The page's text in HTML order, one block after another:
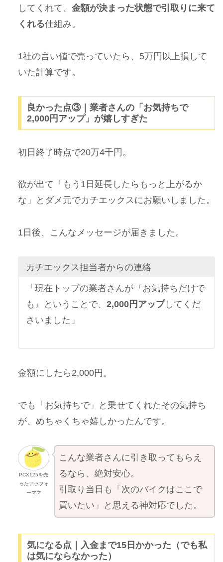
してくれて、 金額が決まった状態で引取りに来て
くれる仕組み。
1社の言い値で売っていたら、5万円以上損して
いた計算です。
良かった点③｜業者さんの「お気持ちで
2,000円アップ」が嬉しすぎた
初日終了時点で20万4千円。
欲が出て「もう1日延長したらもっと上がるか
な」とダメ元でカチエックスにお願いしました。
1日後、こんなメッセージが届きました。
カチエックス担当者からの連絡
「現在トップの業者さんが『お気持ちだけで
も』ということで、2,000円アップしてくだ
さいました」
金額にしたら2,000円。
でも「お気持ちで」と乗せてくれたその気持ち
が、めちゃくちゃ嬉しかったんです。
PCX125を売
ったアラフォ
ーママ
こんな業者さんに引き取ってもらえ
るなら、絶対安心。
引取り当日も「次のバイクはここで
買いたい」と思える神対応でした。
気になる点｜入金まで15日かかった（でも私
は気にならなかった）